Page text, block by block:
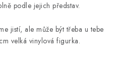
podle jejich představ.
jistí, ale může být třeba u tebe
velká vinylová figurka.